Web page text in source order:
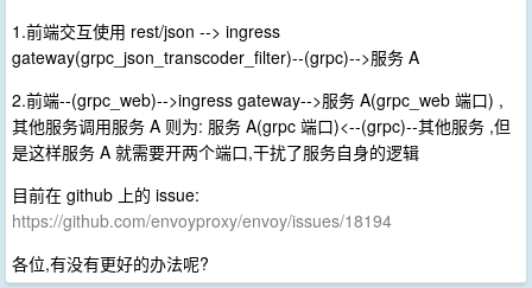
1.前端交互使用 rest/json --> ingress
gateway(grpc_json_transcoder_filter)--(grpc)-->服务 A
2.前端--(grpc_web)-->ingress gateway-->服务 A(grpc_web 端口) ,
其他服务调用服务 A 则为: 服务 A(grpc 端口)<--(grpc)--其他服务 ,但
是这样服务 A 就需要开两个端口,干扰了服务自身的逻辑
目前在 github 上的 issue:
https://github.com/envoyproxy/envoy/issues/18194
各位,有没有更好的办法呢?